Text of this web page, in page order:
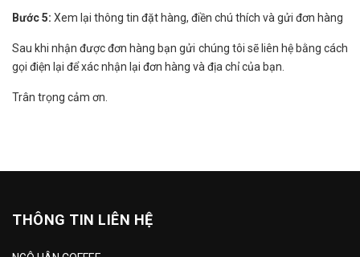
Bước 5: Xem lại thông tin đặt hàng, điền chú thích và gửi đơn hàng
Sau khi nhận được đơn hàng bạn gửi chúng tôi sẽ liên hệ bằng cách
gọi điện lại để xác nhận lại đơn hàng và địa chỉ của bạn.
Trân trọng cảm ơn.
THÔNG TIN LIÊN HỆ